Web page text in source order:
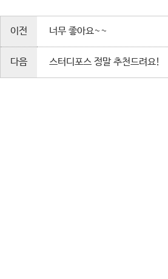
이전 너무 좋아요~~
다음 스터디포스 정말 추천드려요!